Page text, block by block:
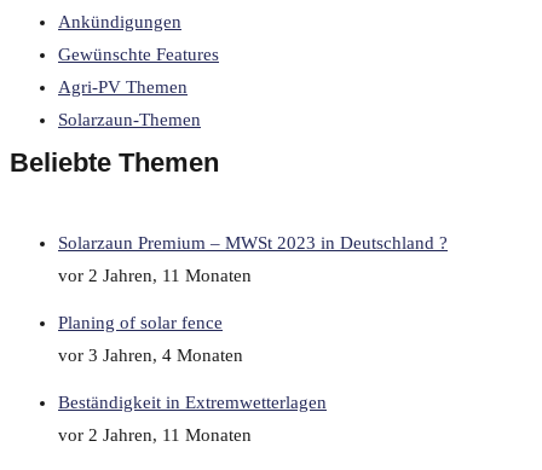
Ankündigungen
Gewünschte Features
Agri-PV Themen
Solarzaun-Themen
Beliebte Themen
Solarzaun Premium – MWSt 2023 in Deutschland ?
vor 2 Jahren, 11 Monaten
Planing of solar fence
vor 3 Jahren, 4 Monaten
Beständigkeit in Extremwetterlagen
vor 2 Jahren, 11 Monaten